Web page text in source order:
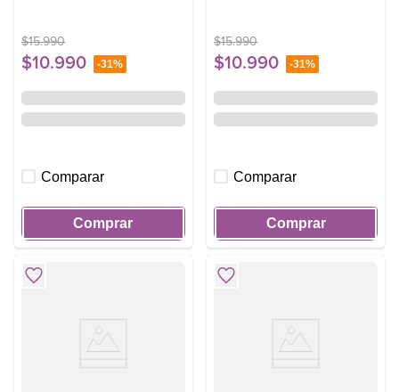
$15.990
$10.990 -31%
Comparar
Comprar
$15.990
$10.990 -31%
Comparar
Comprar